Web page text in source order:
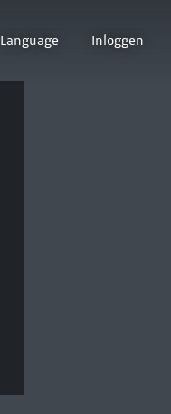
Language Inloggen